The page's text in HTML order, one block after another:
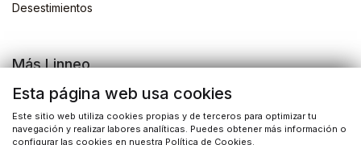
Desestimientos
Más Linneo
Blog
Actividades
Esta página web usa cookies
Este sitio web utiliza cookies propias y de terceros para optimizar tu
navegación y realizar labores analíticas. Puedes obtener más información o
configurar las cookies en nuestra Política de Cookies.